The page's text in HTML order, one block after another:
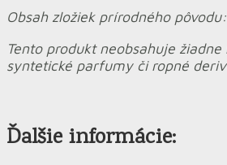
Obsah zložiek prírodného
Tento produkt neobsahuje
syntetické parfumy či ropné
Ďalšie informácie: